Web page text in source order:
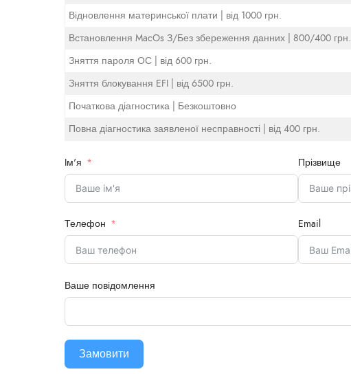
Відновлення материнської плати | від 1000 грн.
Встановлення MacOs З/Без збереження данних | 800/400 грн.
Зняття пароля ОС | від 600 грн.
Зняття блокування EFI | від 6500 грн.
Початкова діагностика | Безкоштовно
Повна діагностика заявленої несправності | від 400 грн.
Iм'я Прізвище
Телефон Email
Ваше повідомлення
Замовити